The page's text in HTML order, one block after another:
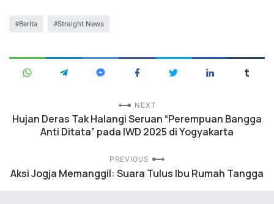
Berita Straight News
NEXT
Hujan Deras Tak Halangi Seruan “Perempuan Bangga
Anti Ditata” pada IWD 2025 di Yogyakarta
PREVIOUS
Aksi Jogja Memanggil: Suara Tulus Ibu Rumah Tangga